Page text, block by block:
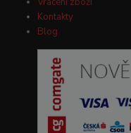
Kontakty
Blog